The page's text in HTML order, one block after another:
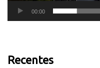
00:00
Recentes